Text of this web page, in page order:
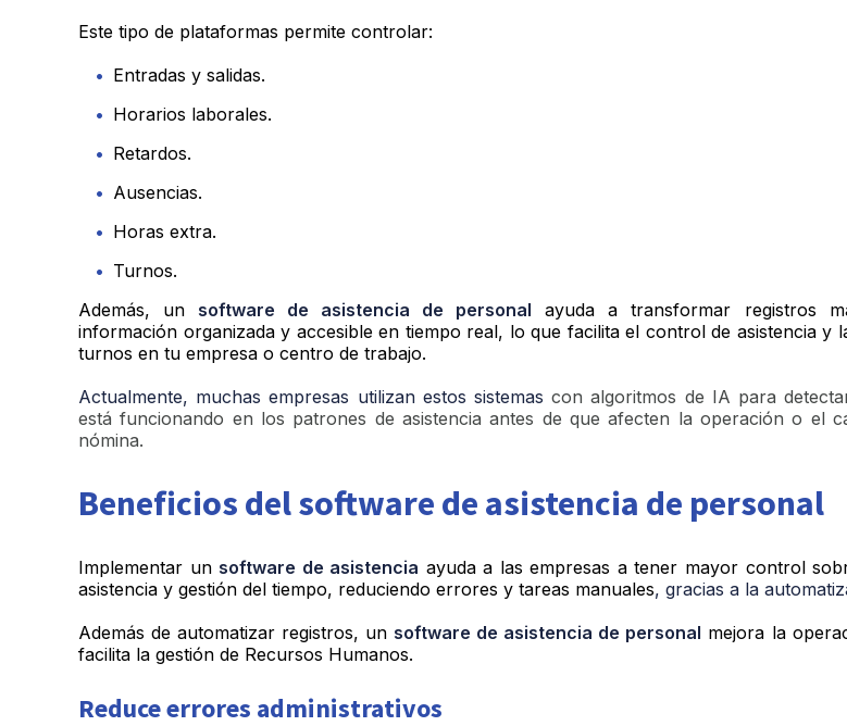
Este tipo de plataformas permite controlar:
Entradas y salidas.
Horarios laborales.
Retardos.
Ausencias.
Horas extra.
Turnos.
Además, un software de asistencia de personal ayuda a transformar registros
información organizada y accesible en tiempo real, lo que facilita el control de asistencia y
turnos en tu empresa o centro de trabajo.
Actualmente, muchas empresas utilizan estos sistemascon algoritmos de IA para
está funcionando en los patrones de asistencia antes de que afecten la operación o el
nómina.
Beneficios del software de asistencia de personal
Implementar un software de asistencia ayuda a las empresas a tener mayor control
asistencia y gestión del tiempo, reduciendo errores y tareas manuales, gracias a la
Además de automatizar registros, un software de asistencia de personal mejora la
facilita la gestión de Recursos Humanos.
Reduce errores administrativos